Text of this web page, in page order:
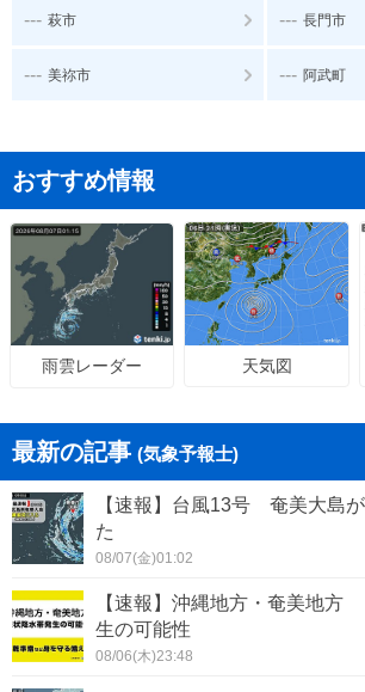
--- 萩市 --- 長門市
--- 美祢市 --- 阿武町
おすすめ情報
雨雲レーダー 天気図
最新の記事 (気象予報士)
【速報】台風13号 奄美大島
た
08/07(金)01:02
【速報】沖縄地方・奄美地方
生の可能性
08/06(木)23:48